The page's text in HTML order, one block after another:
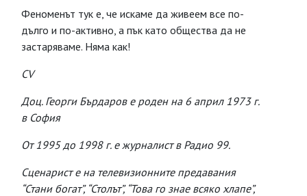
Феноменът тук е, че искаме да живеем все по-
дълго и по-активно, а пък като общества да не
застаряваме. Няма как!
CV
Доц. Георги Бърдаров е роден на 6 април 1973 г.
в София
От 1995 до 1998 г. е журналист в Радио 99.
Сценарист е на телевизионните предавания
“Стани богат”, “Столът”, “Това го знае всяко хлапе”,